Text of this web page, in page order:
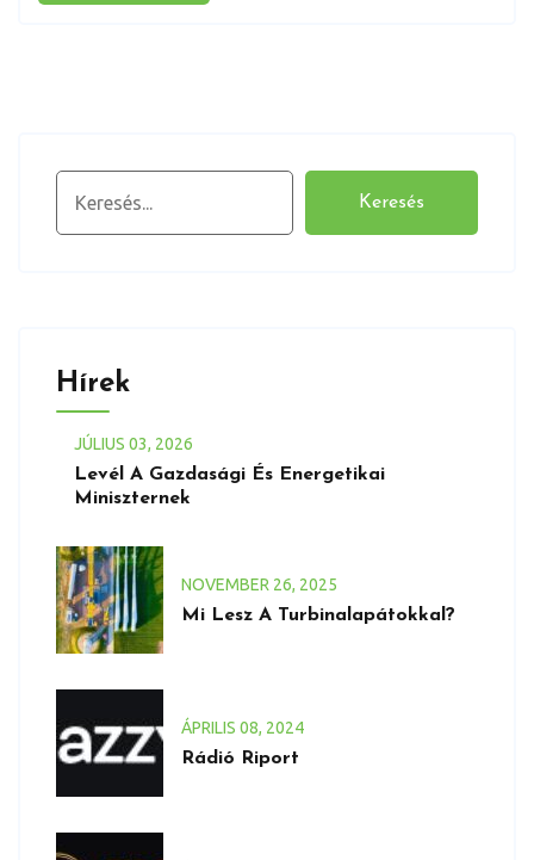
Keresés
Hírek
JÚLIUS 03, 2026
Levél A Gazdasági És Energetikai
Miniszternek
NOVEMBER 26, 2025
Mi Lesz A Turbinalapátokkal?
ÁPRILIS 08, 2024
Rádió Riport